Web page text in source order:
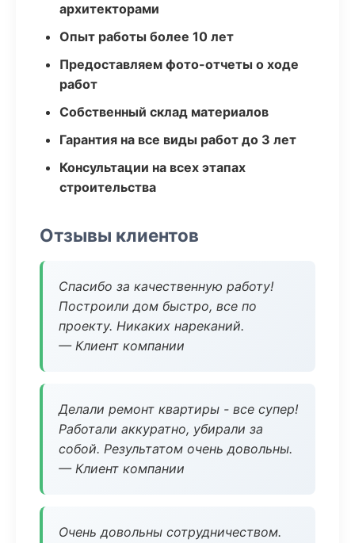
архитекторами
Опыт работы более 10 лет
Предоставляем фото-отчеты о ходе
работ
Собственный склад материалов
Гарантия на все виды работ до 3 лет
Консультации на всех этапах
строительства
Отзывы клиентов
Спасибо за качественную работу!
Построили дом быстро, все по
проекту. Никаких нареканий.
— Клиент компании
Делали ремонт квартиры - все супер!
Работали аккуратно, убирали за
собой. Результатом очень довольны.
— Клиент компании
Очень довольны сотрудничеством.